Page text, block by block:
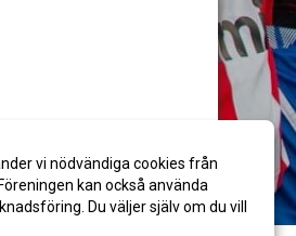
vi nödvändiga cookies från
kan också använda
Du väljer själv om du vill